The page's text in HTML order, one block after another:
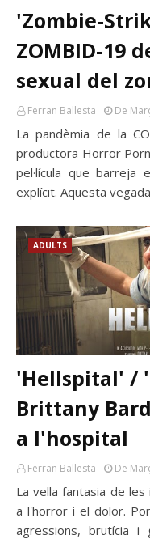
'Zombie-
ZOMBID-19
sexual del
Ferran Ballesta De
La pandèmia de la
productora Horror
pel·lícula que
explícit. Aquesta
ADULTS
'Hellspital' /
Brittany
a l'hospital
Ferran Ballesta De
La vella fantasia de
a l'horror i el dolor.
agressions, brutícia